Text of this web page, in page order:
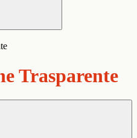
Trasparente